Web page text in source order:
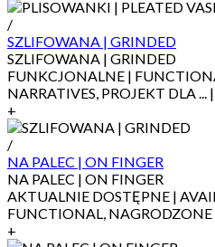
/
SZLIFOWANA | GRINDED
SZLIFOWANA | GRINDED
FUNKCJONALNE |
NARRATIVES, PROJEKT DLA ...
+
/
NA PALEC | ON FINGER
NA PALEC | ON FINGER
AKTUALNIE DOSTĘPNE |
FUNCTIONAL, NAGRODZONE
+